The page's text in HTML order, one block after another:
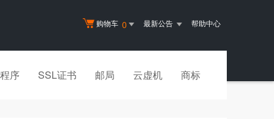
购物车 0 最新公告 帮助中心
序 SSL证书 邮局 云虚机 商标